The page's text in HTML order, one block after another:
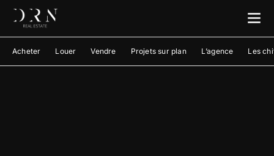
Acheter Louer Vendre Projets sur plan L’agence Les